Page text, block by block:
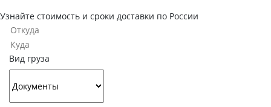
Узнайте стоимость и сроки доставки по России
Вид груза